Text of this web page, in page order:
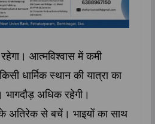
आत्मविश्वास में कमी
धार्मिक स्थान की यात्रा का
अधिक रहेगी।
से बचें। भाइयों का साथ